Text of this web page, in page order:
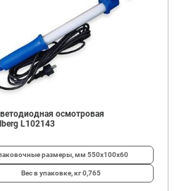
осмотровая
L102143
размеры, мм 550х100х60
Вес в упаковке, кг0,765